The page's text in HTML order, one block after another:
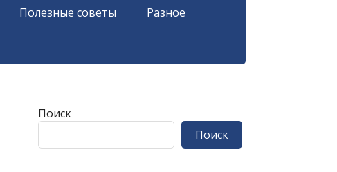
Полезные советы Разное
Поиск
Поиск